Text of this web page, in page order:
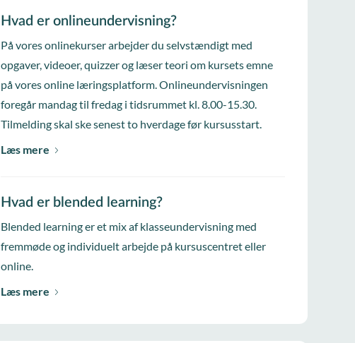
Hvad er onlineundervisning?
På vores onlinekurser arbejder du selvstændigt med
opgaver, videoer, quizzer og læser teori om kursets emne
på vores online læringsplatform. Onlineundervisningen
foregår mandag til fredag i tidsrummet kl. 8.00-15.30.
Tilmelding skal ske senest to hverdage før kursusstart.
Læs mere
Hvad er blended learning?
Blended learning er et mix af klasseundervisning med
fremmøde og individuelt arbejde på kursuscentret eller
online.
Læs mere